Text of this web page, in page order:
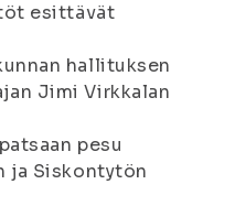
esittävät
hallituksen
Jimi Virkkalan
pesu
ja Siskontytön